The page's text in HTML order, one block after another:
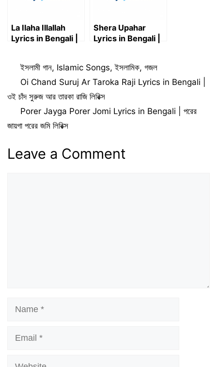
La Ilaha Illallah
Lyrics in Bengali |
Shera Upahar
Lyrics in Bengali |
Categories
ইসলামী গান, Islamic Songs,ইসলামিক,গজল
Oi Chand Suruj Ar Taroka Raji Lyrics in Bengali |
ওই চাঁদ সুরুজ আর তারকা রাজি লিরিক্স
Porer Jayga Porer Jomi Lyrics in Bengali | পরের
জায়গা পরের জমি লিরিক্স
Leave a Comment
Name
Email
Website